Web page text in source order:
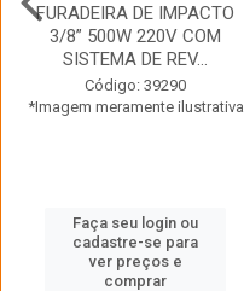
FURADEIRA DE IMPACTO
3/8” 500W 220V COM
SISTEMA DE REV...
Código: 39290
*Imagem meramente ilustrativa
Faça seu login ou
cadastre-se para
ver preços e
comprar